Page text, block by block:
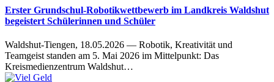
Erster Grundschul-Robotikwettbewerb im Landkreis Waldshut
begeistert Schülerinnen und Schüler
Waldshut-Tiengen, 18.05.2026 — Robotik, Kreativität und
Teamgeist standen am 5. Mai 2026 im Mittelpunkt: Das
Kreismedienzentrum Waldshut…